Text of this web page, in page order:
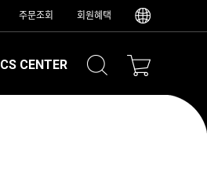
주문조회 회원혜택
CS CENTER